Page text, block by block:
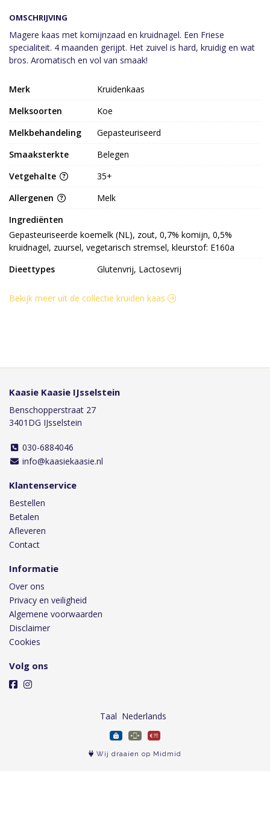
OMSCHRIJVING
Magere kaas met komijnzaad en kruidnagel. Een Friese
specialiteit. 4 maanden gerijpt. Het zuivel is hard, kruidig en wat
bros. Aromatisch en vol van smaak!
Merk
Kruidenkaas
Melksoorten
Koe
Melkbehandeling
Gepasteuriseerd
Smaaksterkte
Belegen
Vetgehalte
35+
Allergenen
Melk
Ingrediënten
Gepasteuriseerde koemelk (NL), zout, 0,7% komijn, 0,5%
kruidnagel, zuursel, vegetarisch stremsel, kleurstof: E160a
Dieettypes
Glutenvrij, Lactosevrij
Bekijk meer uit de collectie kruiden kaas
Kaasie Kaasie IJsselstein
Benschopperstraat 27
3401DG IJsselstein
030-6884046
info@kaasiekaasie.nl
Klantenservice
Bestellen
Betalen
Afleveren
Contact
Informatie
Over ons
Privacy en veiligheid
Algemene voorwaarden
Disclaimer
Cookies
Volg ons
Taal
Wij draaien op Midmid